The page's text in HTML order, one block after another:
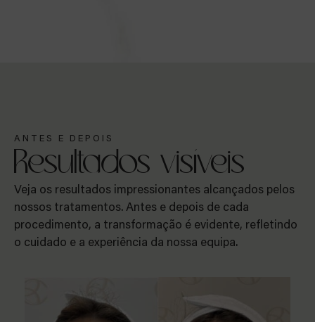
ANTES E DEPOIS
Resultados visíveis
Veja os resultados impressionantes alcançados pelos
nossos tratamentos. Antes e depois de cada
procedimento, a transformação é evidente, refletindo
o cuidado e a experiência da nossa equipa.